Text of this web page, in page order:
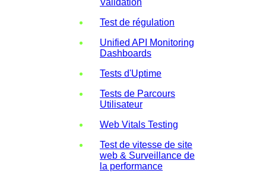
Validation
Test de régulation
Unified API Monitoring
Dashboards
Tests d'Uptime
Tests de Parcours
Utilisateur
Web Vitals Testing
Test de vitesse de site
web & Surveillance de
la performance